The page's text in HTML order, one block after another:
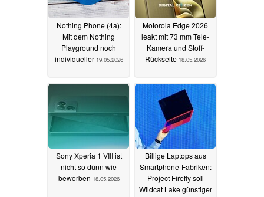
Nothing Phone (4a):
Mit dem Nothing
Playground noch
individueller 19.05.2026
Motorola Edge 2026
leakt mit 73 mm Tele-
Kamera und Stoff-
Rückseite 18.05.2026
Sony Xperia 1 VIII ist
nicht so dünn wie
beworben 18.05.2026
Billige Laptops aus
Smartphone-Fabriken:
Project Firefly soll
Wildcat Lake günstiger